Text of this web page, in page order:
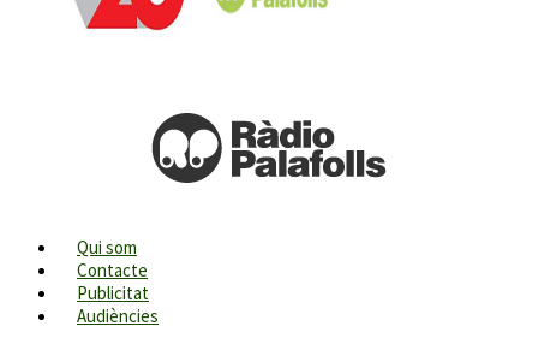
Qui som
Contacte
Publicitat
Audiències